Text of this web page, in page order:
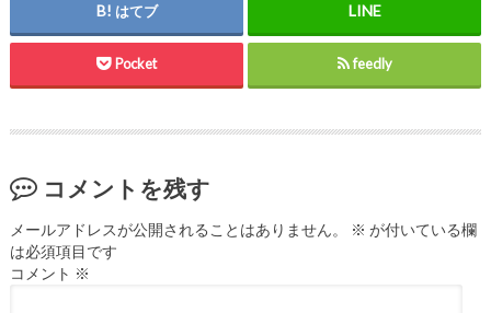
はてブ
Pocket feedly
コメントを残す
メールアドレスが公開されることはありません。 ※ が付いている欄
は必須項目です
コメント ※